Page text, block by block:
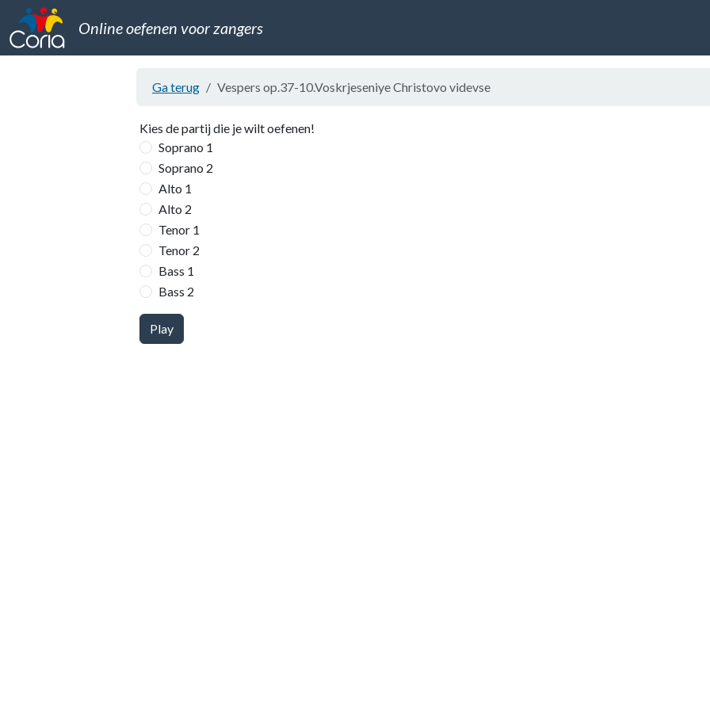
Online oefenen voor zangers
Ga terug Vespers op.37-10.Voskrjeseniye Christovo videvse
Kies de partij die je wilt oefenen!
Soprano 1
Soprano 2
Alto 1
Alto 2
Tenor 1
Tenor 2
Bass 1
Bass 2
Play